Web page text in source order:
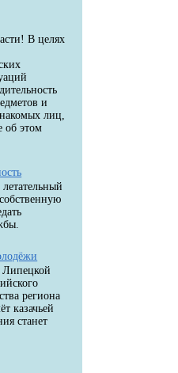
В целях
и
лиц,
об этом
Липецкой
региона
казачьей
станет